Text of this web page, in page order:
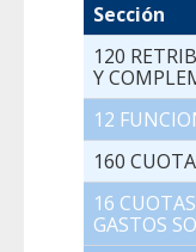
Sección
120
Y
12
160
16
GASTOS